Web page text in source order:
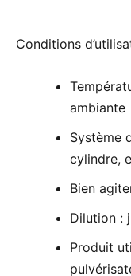
Conditions
ambiante
Système
cylindre,
Bien
Dilution :
Produit